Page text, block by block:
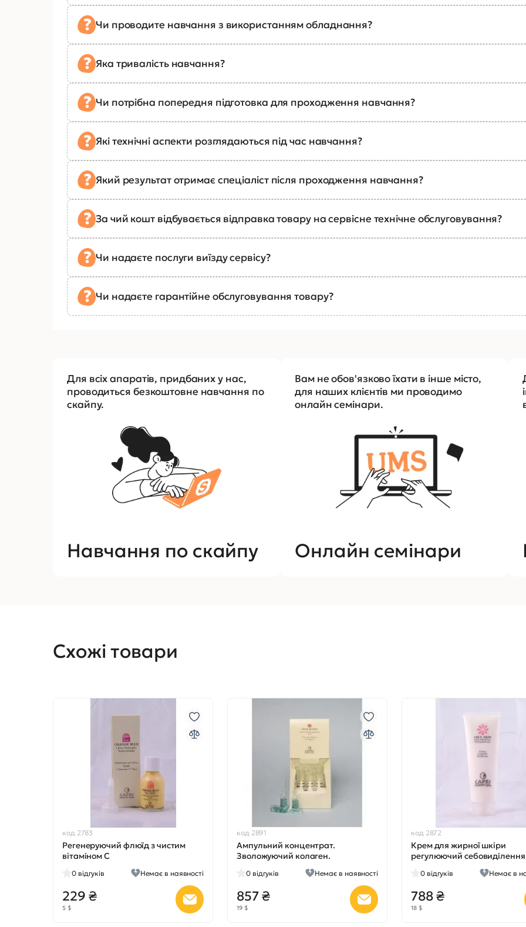
Чи проводите навчання з використанням обладнання?
Яка тривалість навчання?
Чи потрібна попередня підготовка для проходження навчання?
Які технічні аспекти розглядаються під час навчання?
Який результат отримає спеціаліст після проходження навчання?
За чий кошт відбувається відправка товару на сервісне технічне обслуговування?
Чи надаєте послуги виїзду сервісу?
Чи надаєте гарантійне обслуговування товару?
Для всіх апаратів, придбаних у нас,
проводиться безкоштовне навчання по
скайпу.
Навчання по скайпу
Вам не обов'язково їхати в інше місто,
для наших клієнтів ми проводимо
онлайн семінари.
Онлайн семінари
Схожі товари
код 2783
Регенеруючий флюїд з чистим
вітаміном С
0 відгуків Немає в наявності
229 ₴
5 $
код 2891
Ампульний концентрат.
Зволожуючий колаген.
0 відгуків Немає в наявності
857 ₴
19 $
код 2872
Крем для жирної шкіри
регулюючий
0 відгуків Немає в
788 ₴
18 $